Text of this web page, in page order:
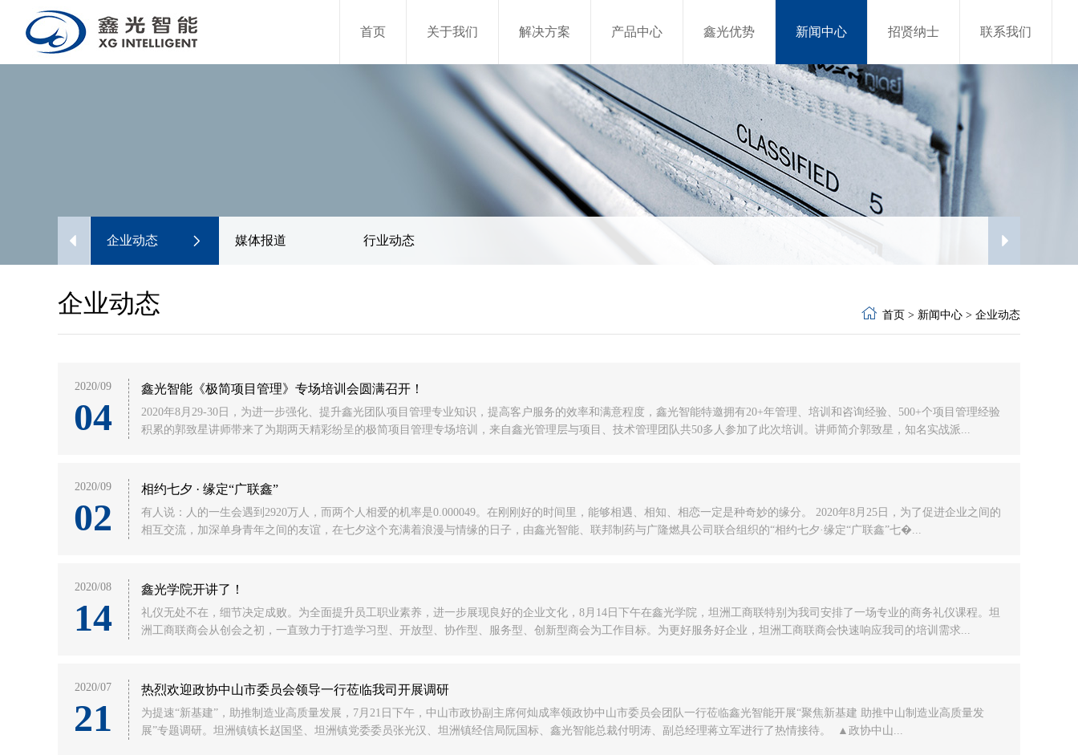
首页 关于我们 解决方案 产品中心 鑫光优势 新闻中心 招贤纳士 联系我们
企业动态 媒体报道 行业动态
企业动态 首页 > 新闻中心 > 企业动态
2020/09
04
鑫光智能《极简项目管理》专场培训会圆满召开！
2020年8月29-30日，为进一步强化、提升鑫光团队项目管理专业知识，提高客户服务的效率和满意程度，鑫光智能特邀拥有20+年管理、培训和咨询经验、500+个项目管理经验
积累的郭致星讲师带来了为期两天精彩纷呈的极简项目管理专场培训，来自鑫光管理层与项目、技术管理团队共50多人参加了此次培训。讲师简介郭致星，知名实战派...
2020/09
02
相约七夕 · 缘定“广联鑫”
有人说：人的一生会遇到2920万人，而两个人相爱的机率是0.000049。在刚刚好的时间里，能够相遇、相知、相恋一定是种奇妙的缘分。 2020年8月25日，为了促进企业之间的
相互交流，加深单身青年之间的友谊，在七夕这个充满着浪漫与情缘的日子，由鑫光智能、联邦制药与广隆燃具公司联合组织的“相约七夕·缘定“广联鑫”七�...
2020/08
14
鑫光学院开讲了！
礼仪无处不在，细节决定成败。为全面提升员工职业素养，进一步展现良好的企业文化，8月14日下午在鑫光学院，坦洲工商联特别为我司安排了一场专业的商务礼仪课程。坦
洲工商联商会从创会之初，一直致力于打造学习型、开放型、协作型、服务型、创新型商会为工作目标。为更好服务好企业，坦洲工商联商会快速响应我司的培训需求...
2020/07
21
热烈欢迎政协中山市委员会领导一行莅临我司开展调研
为提速“新基建”，助推制造业高质量发展，7月21日下午，中山市政协副主席何灿成率领政协中山市委员会团队一行莅临鑫光智能开展“聚焦新基建 助推中山制造业高质量发
展”专题调研。坦洲镇镇长赵国坚、坦洲镇党委委员张光汉、坦洲镇经信局阮国标、鑫光智能总裁付明涛、副总经理蒋立军进行了热情接待。 ▲政协中山...